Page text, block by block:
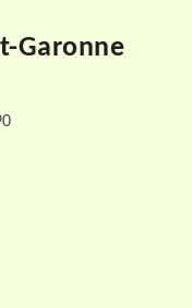
Garonne